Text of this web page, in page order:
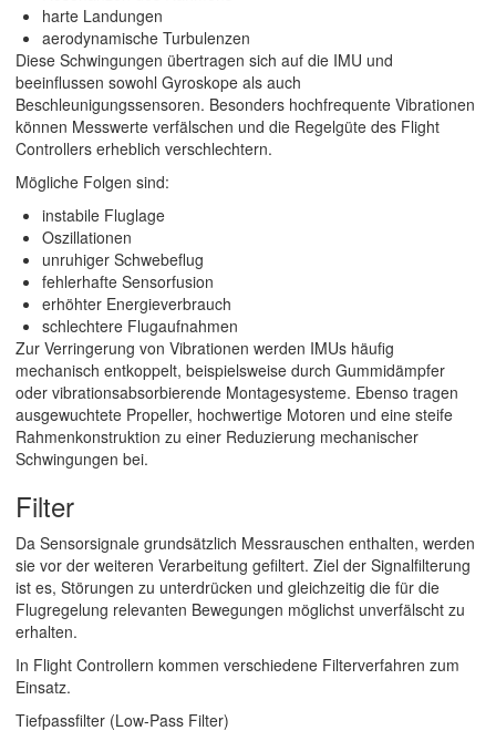
harte Landungen
aerodynamische Turbulenzen
Diese Schwingungen übertragen sich auf die IMU und
beeinflussen sowohl Gyroskope als auch
Beschleunigungssensoren. Besonders hochfrequente Vibrationen
können Messwerte verfälschen und die Regelgüte des Flight
Controllers erheblich verschlechtern.
Mögliche Folgen sind:
instabile Fluglage
Oszillationen
unruhiger Schwebeflug
fehlerhafte Sensorfusion
erhöhter Energieverbrauch
schlechtere Flugaufnahmen
Zur Verringerung von Vibrationen werden IMUs häufig
mechanisch entkoppelt, beispielsweise durch Gummidämpfer
oder vibrationsabsorbierende Montagesysteme. Ebenso tragen
ausgewuchtete Propeller, hochwertige Motoren und eine steife
Rahmenkonstruktion zu einer Reduzierung mechanischer
Schwingungen bei.
Filter
Da Sensorsignale grundsätzlich Messrauschen enthalten, werden
sie vor der weiteren Verarbeitung gefiltert. Ziel der Signalfilterung
ist es, Störungen zu unterdrücken und gleichzeitig die für die
Flugregelung relevanten Bewegungen möglichst unverfälscht zu
erhalten.
In Flight Controllern kommen verschiedene Filterverfahren zum
Einsatz.
Tiefpassfilter (Low-Pass Filter)